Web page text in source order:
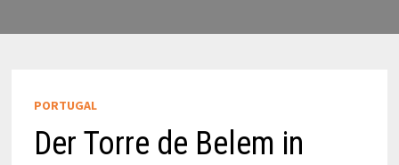
PORTUGAL
Der Torre de Belem in